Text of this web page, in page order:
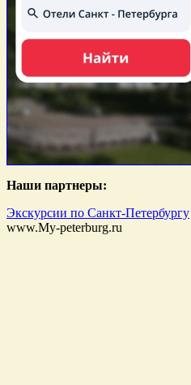
Наши партнеры:
Экскурсии по Санкт-Петербургу
www.My-peterburg.ru